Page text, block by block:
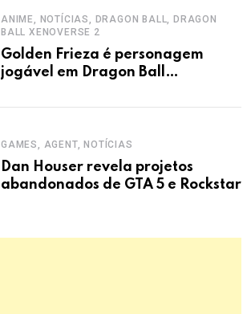
ANIME, NOTÍCIAS, DRAGON BALL, DRAGON
BALL XENOVERSE 2
Golden Frieza é personagem
jogável em Dragon Ball
GAMES, AGENT, NOTÍCIAS
Dan Houser revela projetos
abandonados de GTA 5 e Rockstar